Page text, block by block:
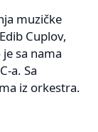
muzičke
Cuplov,
sa nama
a. Sa
iz orkestra.